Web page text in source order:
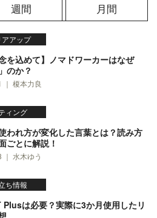
週間 月間
アアップ
を込めて】ノマドワーカーはなぜ
のか？
｜ 榎本力良
ィング
われ方が変化した言葉とは？読み方
ごとに解説！
水木ゆう
ち情報
は必要？実際に3か月使用したリ